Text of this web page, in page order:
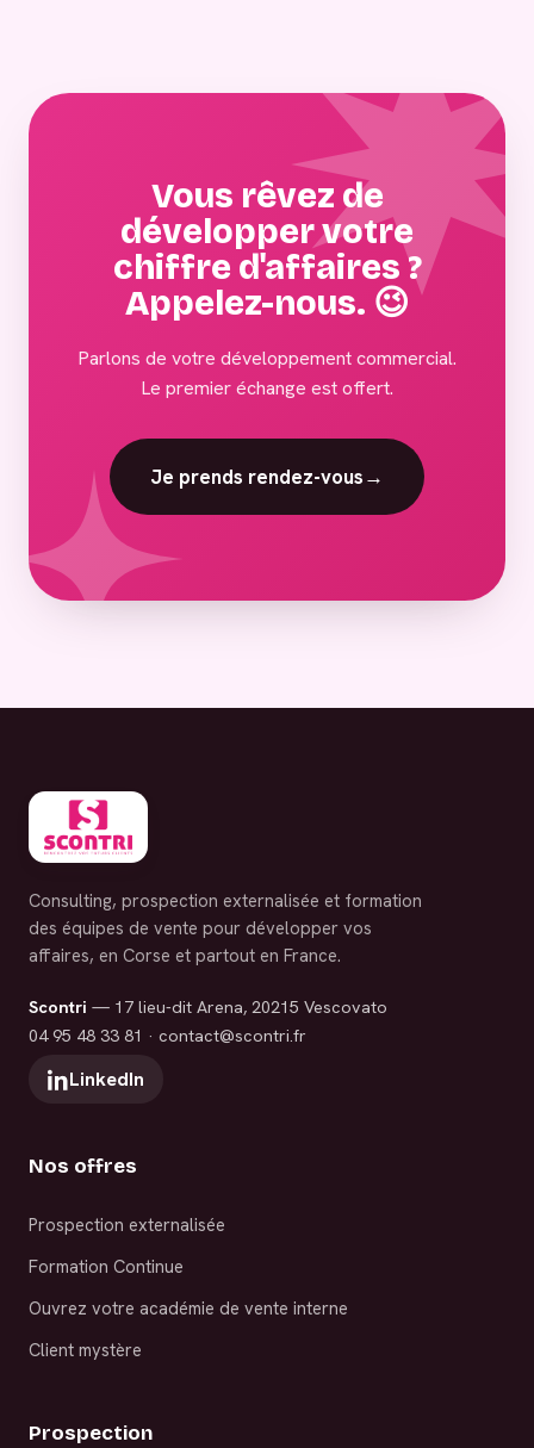
Vous rêvez de
développer votre
chiffre d'affaires ?
Appelez-nous. 😉
Parlons de votre développement commercial.
Le premier échange est offert.
Je prends rendez-vous→
Consulting, prospection externalisée et formation
des équipes de vente pour développer vos
affaires, en Corse et partout en France.
Scontri — 17 lieu-dit Arena, 20215 Vescovato
04 95 48 33 81 · contact@scontri.fr
LinkedIn
Nos offres
Prospection externalisée
Formation Continue
Ouvrez votre académie de vente interne
Client mystère
Prospection